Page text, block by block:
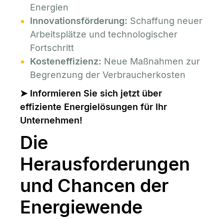
Energien
Innovationsförderung: Schaffung neuer
Arbeitsplätze und technologischer
Fortschritt
Kosteneffizienz: Neue Maßnahmen zur
Begrenzung der Verbraucherkosten
➤ Informieren Sie sich jetzt über
effiziente Energielösungen für Ihr
Unternehmen!
Die
Herausforderungen
und Chancen der
Energiewende